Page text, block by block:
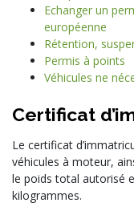
Echanger un
européenne
Rétention,
Permis à points
Véhicules ne
Certificat
Le certificat
véhicules à moteur,
le poids total autorisé
kilogrammes.